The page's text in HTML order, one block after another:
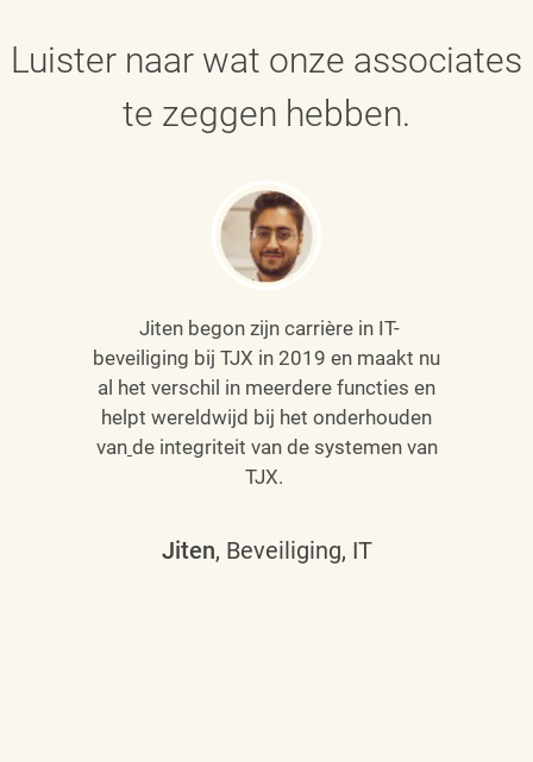
Luister naar wat onze associates
te zeggen hebben.
Jiten begon zijn carrière in IT-
beveiliging bij TJX in 2019 en maakt nu
al het verschil in meerdere functies en
helpt wereldwijd bij het onderhouden
van de integriteit van de systemen van
TJX.
Jiten, Beveiliging, IT